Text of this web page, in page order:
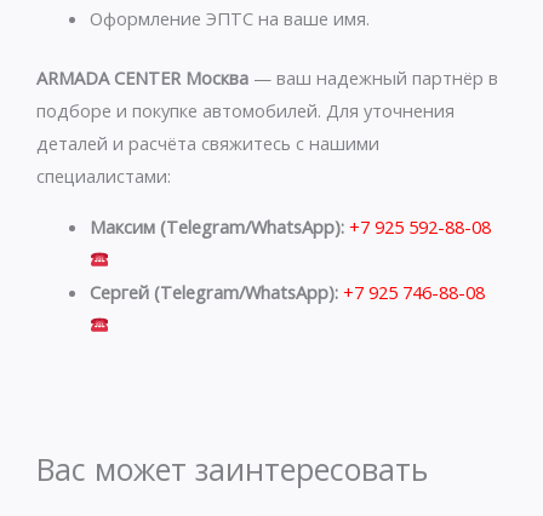
Оформление ЭПТС на ваше имя.
ARMADA CENTER Москва — ваш надежный партнёр в
подборе и покупке автомобилей. Для уточнения
деталей и расчёта свяжитесь с нашими
специалистами:
Максим (Telegram/WhatsApp): +7 925 592-88-08
Сергей (Telegram/WhatsApp): +7 925 746-88-08
Вас может заинтересовать